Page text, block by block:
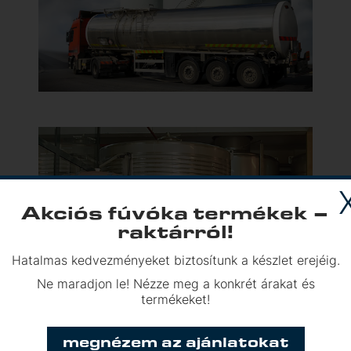
Akciós fúvóka termékek –
raktárról!
Hatalmas kedvezményeket biztosítunk a készlet erejéig.
Ne maradjon le! Nézze meg a konkrét árakat és
termékeket!
megnézem az ajánlatokat
közeg, azaz térfogatáram által hajtottak,